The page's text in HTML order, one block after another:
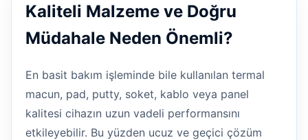
Kaliteli Malzeme ve Doğru
Müdahale Neden Önemli?
En basit bakım işleminde bile kullanılan termal
macun, pad, putty, soket, kablo veya panel
kalitesi cihazın uzun vadeli performansını
etkileyebilir. Bu yüzden ucuz ve geçici çözüm